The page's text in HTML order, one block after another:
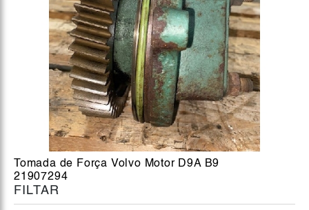
FILTAR
Tomada de Força Volvo Motor D9A B9
21907294